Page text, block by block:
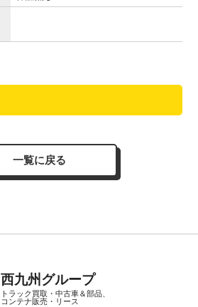
一覧に戻る
西九州グループ
トラック買取・中古車＆部品、
コンテナ販売・リース